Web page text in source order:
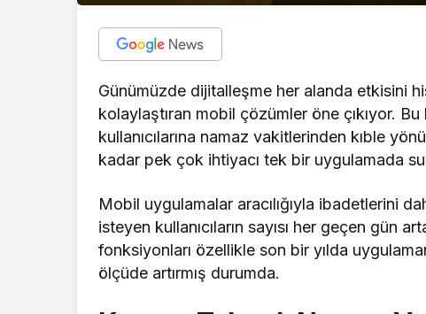
Günümüzde dijitalleşme her alanda etkisini
kolaylaştıran mobil çözümler öne çıkıyor.
kullanıcılarına namaz vakitlerinden kıble
kadar pek çok ihtiyacı tek bir uygulamada
Mobil uygulamalar aracılığıyla ibadetlerini
isteyen kullanıcıların sayısı her geçen gün
fonksiyonları özellikle son bir yılda
ölçüde artırmış durumda.